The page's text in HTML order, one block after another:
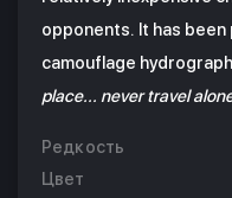
opponents. It has
camouflage
place... never travel
Редкость
Цвет